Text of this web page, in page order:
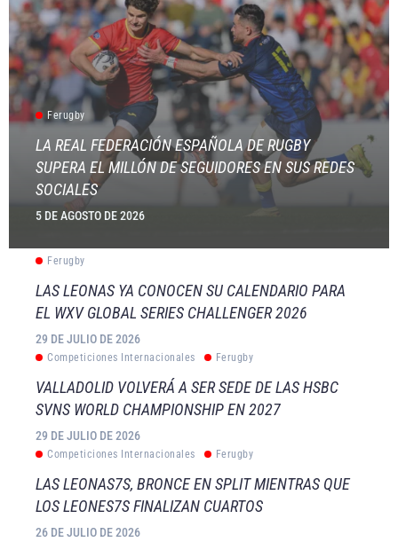
Ferugby
LA REAL FEDERACIÓN ESPAÑOLA DE RUGBY
SUPERA EL MILLÓN DE SEGUIDORES EN SUS REDES
SOCIALES
5 DE AGOSTO DE 2026
Ferugby
LAS LEONAS YA CONOCEN SU CALENDARIO PARA
EL WXV GLOBAL SERIES CHALLENGER 2026
29 DE JULIO DE 2026
Competiciones Internacionales Ferugby
VALLADOLID VOLVERÁ A SER SEDE DE LAS HSBC
SVNS WORLD CHAMPIONSHIP EN 2027
29 DE JULIO DE 2026
Competiciones Internacionales Ferugby
LAS LEONAS7S, BRONCE EN SPLIT MIENTRAS QUE
LOS LEONES7S FINALIZAN CUARTOS
26 DE JULIO DE 2026